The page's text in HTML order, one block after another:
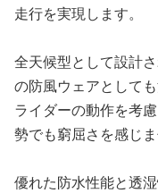
走行を実現します。
全天候型として設計
の防風ウェアとしても
ライダーの動作を考
勢でも窮屈さを感じま
優れた防水性能と透